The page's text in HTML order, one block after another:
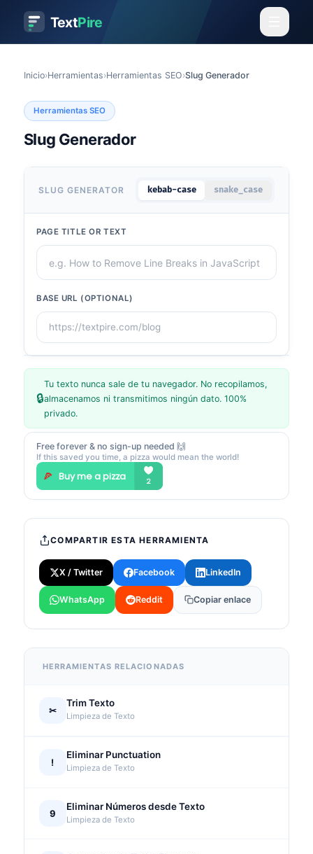
TextPire
Inicio›Herramientas›Herramientas SEO›Slug Generador
Herramientas SEO
Slug Generador
SLUG GENERATOR kebab-case snake_case
PAGE TITLE OR TEXT
BASE URL (OPTIONAL)
🔒
Tu texto nunca sale de tu navegador. No recopilamos,
almacenamos ni transmitimos ningún dato. 100%
privado.
Free forever & no sign-up needed 🙌
If this saved you time, a pizza would mean the world!
COMPARTIR ESTA HERRAMIENTA
X / Twitter Facebook LinkedIn
WhatsApp Reddit Copiar enlace
HERRAMIENTAS RELACIONADAS
✂
Trim Texto
Limpieza de Texto
!
Eliminar Punctuation
Limpieza de Texto
9
Eliminar Números desde Texto
Limpieza de Texto